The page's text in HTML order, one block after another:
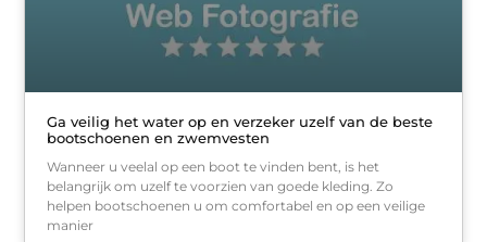
Ga veilig het water op en verzeker uzelf van de beste
bootschoenen en zwemvesten
Wanneer u veelal op een boot te vinden bent, is het
belangrijk om uzelf te voorzien van goede kleding. Zo
helpen bootschoenen u om comfortabel en op een veilige
manier